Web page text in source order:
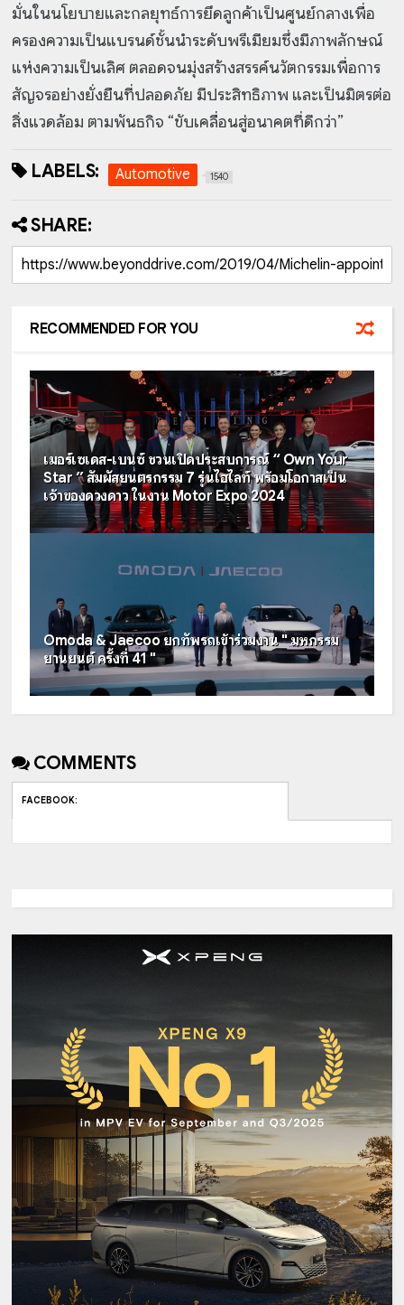
มั่นในนโยบายและกลยุทธ์การยึดลูกค้าเป็นศูนย์กลางเพื่อ
ครองความเป็นแบรนด์ชั้นนำระดับพรีเมียมซึ่งมีภาพลักษณ์
แห่งความเป็นเลิศ ตลอดจนมุ่งสร้างสรรค์นวัตกรรมเพื่อการ
สัญจรอย่างยั่งยืนที่ปลอดภัย มีประสิทธิภาพ และเป็นมิตรต่อ
สิ่งแวดล้อม ตามพันธกิจ “ขับเคลื่อนสู่อนาคตที่ดีกว่า”
LABELS: Automotive 1540
SHARE:
RECOMMENDED FOR YOU
เมอร์เซเดส-เบนซ์ ชวนเปิดประสบการณ์ “ Own Your
Star ” สัมผัสยนตรกรรม 7 รุ่นไฮไลท์ พร้อมโอกาสเป็น
เจ้าของดวงดาว ในงาน Motor Expo 2024
Omoda & Jaecoo ยกทัพรถเข้าร่วมงาน " มหกรรม
ยานยนต์ ครั้งที่ 41 "
COMMENTS
FACEBOOK: